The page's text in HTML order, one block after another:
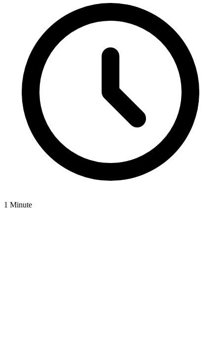
1 Minute